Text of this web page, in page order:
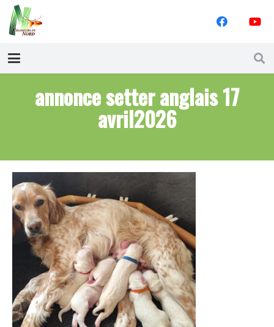
annonce setter anglais 17
avril2026